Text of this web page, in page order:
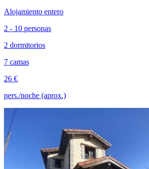
Alojamiento entero
2 - 10 personas
2 dormitorios
7 camas
26 €
pers./noche (aprox.)